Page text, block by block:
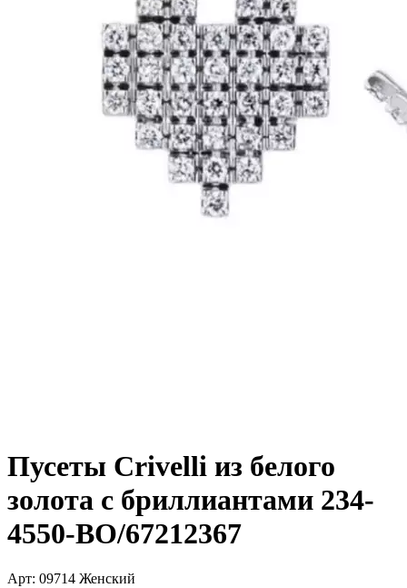
Пусеты Crivelli из белого
золота с бриллиантами 234-
4550-BO/67212367
Арт: 09714 Женский